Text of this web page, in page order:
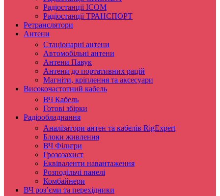
Радіостанції ICOM
Радіостанції ТРАНСПОРТ
Ретранслятори
Антени
Стаціонарні антени
Автомобільні антени
Антени Павук
Антени до портативних рацій
Магніти, кріплення та аксесуари
Високочастотний кабель
ВЧ Кабель
Готові збірки
Радіообладнання
Аналізатори антен та кабелів RigExpert
Блоки живлення
ВЧ Фільтри
Грозозахист
Еквіваленти навантаження
Розподільчі панелі
Комбайнери
ВЧ роз’єми та перехідники